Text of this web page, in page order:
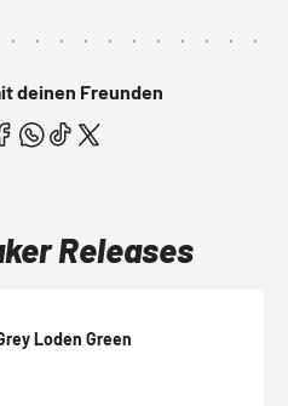
deinen Freunden
Releases
Loden Green